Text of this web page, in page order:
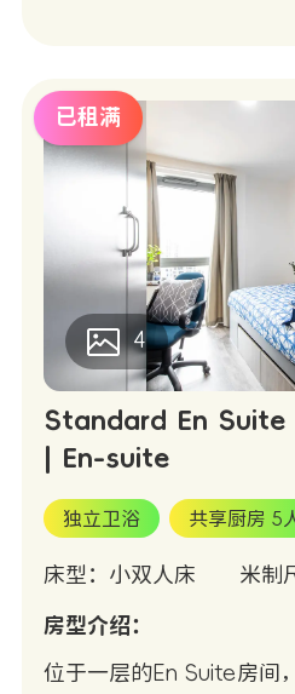
已租满
4
Standard En Suite
| En-suite
独立卫浴 共享厨房 5
床型：小双人床 米制
房型介绍：
位于一层的En Suite房间